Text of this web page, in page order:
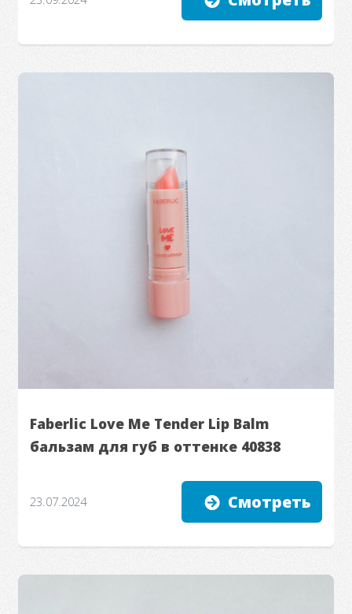
Faberlic Love Me Tender Lip Balm
бальзам для губ в оттенке 40838
23.07.2024 Смотреть